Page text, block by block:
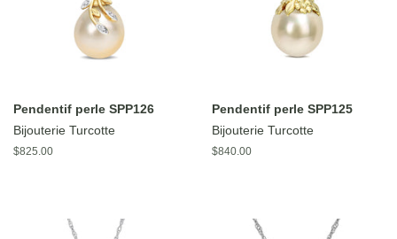
Pendentif perle SPP126
Bijouterie Turcotte
Prix
$825.00
Pendentif perle SPP125
Bijouterie Turcotte
Prix
$840.00